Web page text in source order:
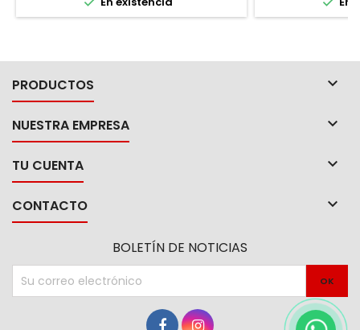
PRODUCTOS 
NUESTRA EMPRESA 
TU CUENTA 
CONTACTO 
BOLETÍN DE NOTICIAS